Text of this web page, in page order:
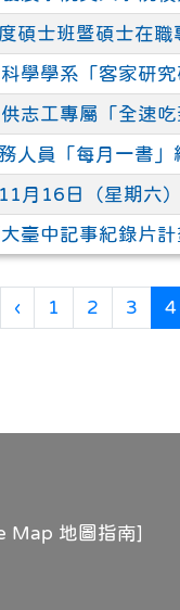
碩士班暨碩士在職
學學系「客家研
志工專屬「全速
人員「每月一書
月16日（星期六
臺中記事紀錄片
一頁
‹上一頁
1 2 3 4
Map 地圖指南]